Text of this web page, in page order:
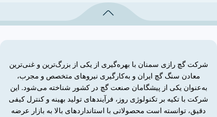
شرکت گچ رازی سمنان با بهره‌گیری از یکی از بزرگ‌ترین و غنی‌ترین
معادن سنگ گچ ایران و به‌کارگیری نیروهای متخصص و مجرب،
به‌عنوان یکی از پیشگامان صنعت گچ در کشور شناخته می‌شود. این
شرکت با تکیه بر تکنولوژی روز، فرآیندهای تولید بهینه و کنترل کیفی
دقیق، توانسته است محصولاتی با استانداردهای بالا به بازار عرضه